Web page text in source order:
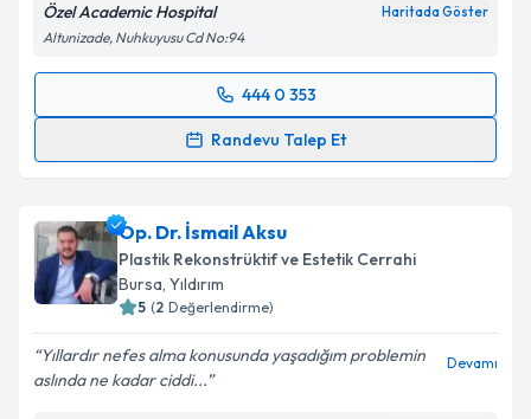
Özel Academic Hospital Haritada Göster
Altunizade, Nuhkuyusu Cd No:94
444 0 353
Randevu Talep Et
Randevu Takvimi Talebi
takvim hazırlandığında e-posta ile bilgilendireceğiz.
E-posta Adresiniz
Op. Dr. İsmail Aksu
Plastik Rekonstrüktif ve Estetik Cerrahi
Bursa, Yıldırım
5 (2 Değerlendirme)
Yıllardır nefes alma konusunda yaşadığım problemin
aslında ne kadar ciddi...
Devamı